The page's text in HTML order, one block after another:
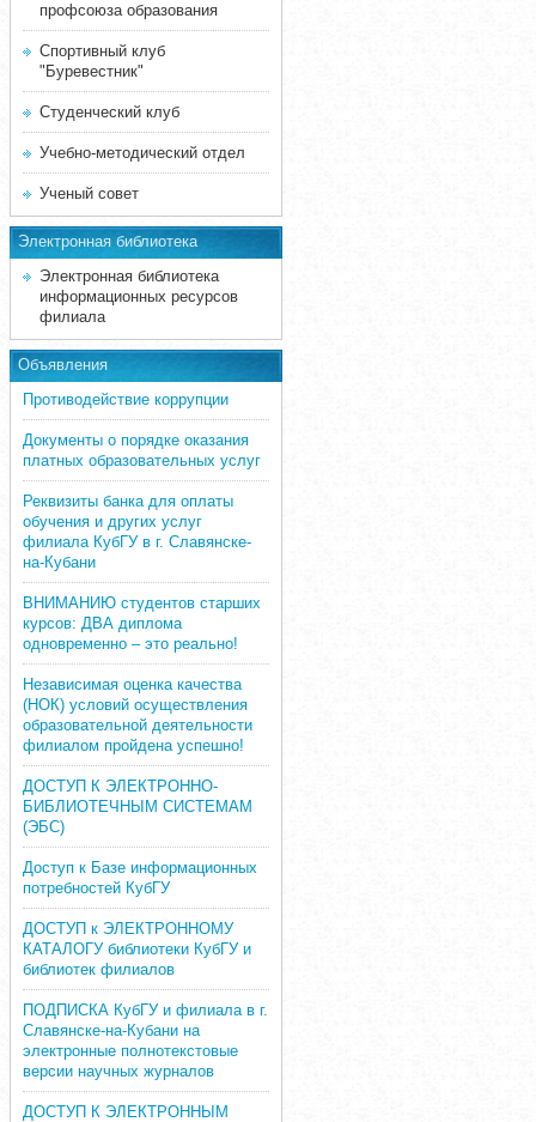
профсоюза образования
Спортивный клуб
"Буревестник"
Студенческий клуб
Учебно-методический отдел
Ученый совет
Электронная библиотека
Электронная библиотека
информационных ресурсов
филиала
Объявления
Противодействие коррупции
Документы о порядке оказания
платных образовательных услуг
Реквизиты банка для оплаты
обучения и других услуг
филиала КубГУ в г. Славянске-
на-Кубани
ВНИМАНИЮ студентов старших
курсов: ДВА диплома
одновременно – это реально!
Независимая оценка качества
(НОК) условий осуществления
образовательной деятельности
филиалом пройдена успешно!
ДОСТУП К ЭЛЕКТРОННО-
БИБЛИОТЕЧНЫМ СИСТЕМАМ
(ЭБС)
Доступ к Базе информационных
потребностей КубГУ
ДОСТУП к ЭЛЕКТРОННОМУ
КАТАЛОГУ библиотеки КубГУ и
библиотек филиалов
ПОДПИСКА КубГУ и филиала в г.
Славянске-на-Кубани на
электронные полнотекстовые
версии научных журналов
ДОСТУП К ЭЛЕКТРОННЫМ